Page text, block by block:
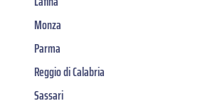
Monza
Parma
Reggio di Calabria
Sassari